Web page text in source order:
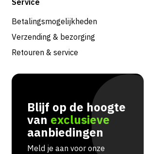
Service
Betalingsmogelijkheden
Verzending & bezorging
Retouren & service
Blijf op de hoogte
van exclusieve
aanbiedingen
Meld je aan voor onze